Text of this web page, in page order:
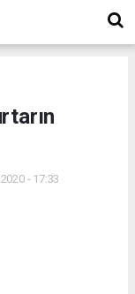
- 17:33